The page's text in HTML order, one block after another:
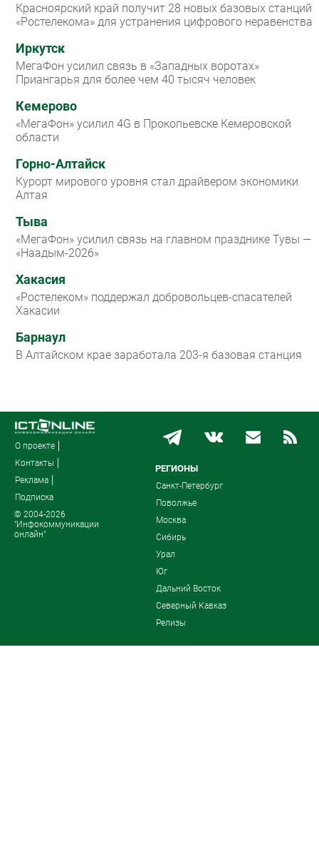
Красноярский край получит 28 новых базовых станций
«Ростелекома» для устранения цифрового неравенства
Иркутск
МегаФон усилил связь в «Западных воротах»
Приангарья для более чем 40 тысяч человек
Кемерово
«МегаФон» усилил 4G в Прокопьевске Кемеровской
области
Горно-Алтайск
Курорт мирового уровня стал драйвером экономики
Алтая
Тыва
«МегаФон» усилил связь на главном празднике Тувы —
«Наадым-2026»
Хакасия
«Ростелеком» поддержал добровольцев-спасателей
Хакасии
Барнаул
В Алтайском крае заработала 203-я базовая станция
О проекте
Контакты
Реклама
Подписка
© 2004-2026
"Инфокоммуникации
онлайн"
РЕГИОНЫ
Санкт-Петербург
Поволжье
Москва
Сибирь
Урал
Юг
Дальний Восток
Северный Кавказ
Релизы